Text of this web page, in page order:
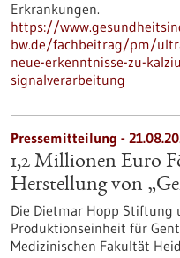
Erkrankungen.
https://
bw.de/fachbeitrag/pm/
neue-erkenntnisse-zu-
signalverarbeitung
Pressemitteilung -
1,2 Millionen Euro
Herstellung von
Die Dietmar Hopp
Produktionseinheit für
Medizinischen Fakultät